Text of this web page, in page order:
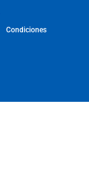
Condiciones